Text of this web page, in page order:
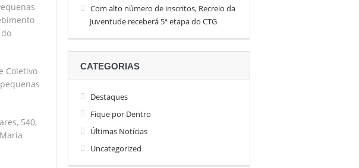
Coletivo
540,
Com alto número de inscritos, Recreio da
Juventude receberá 5ª etapa do CTG
CATEGORIAS
Destaques
Fique por Dentro
Últimas Notícias
Uncategorized